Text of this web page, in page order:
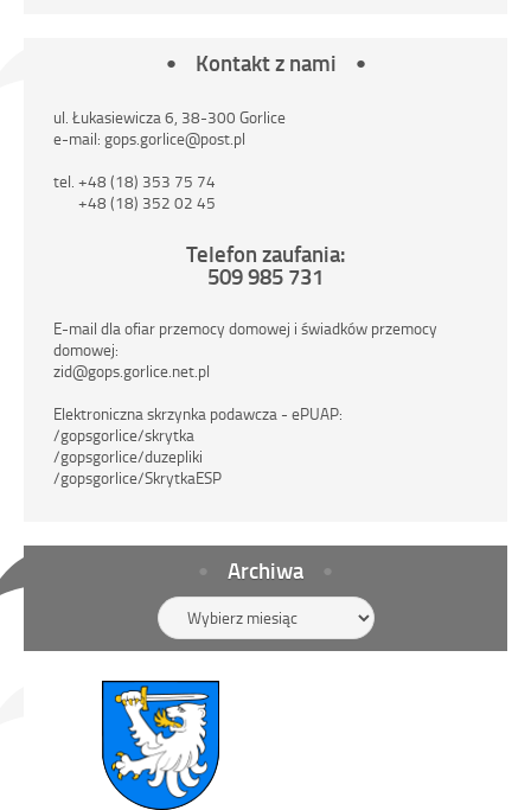
Kontakt z nami
ul. Łukasiewicza 6, 38-300 Gorlice
e-mail: gops.gorlice@post.pl
tel. +48 (18) 353 75 74
+48 (18) 352 02 45
Telefon zaufania:
509 985 731
E-mail dla ofiar przemocy domowej i świadków przemocy
domowej:
zid@gops.gorlice.net.pl
Elektroniczna skrzynka podawcza - ePUAP:
/gopsgorlice/skrytka
/gopsgorlice/duzepliki
/gopsgorlice/SkrytkaESP
Archiwa